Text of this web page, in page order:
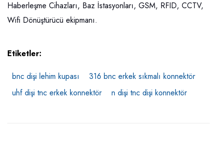
Haberleşme Cihazları, Baz İstasyonları, GSM, RFID, CCTV,
Wifi Dönüştürücü ekipmanı.
Etiketler:
bnc dişi lehim kupası
316 bnc erkek sıkmalı konnektör
uhf dişi tnc erkek konnektör
n dişi tnc dişi konnektör